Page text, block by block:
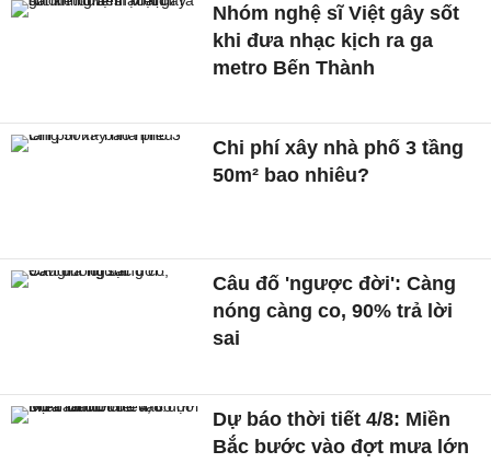
Nhóm nghệ sĩ Việt gây sốt
khi đưa nhạc kịch ra ga
metro Bến Thành
Chi phí xây nhà phố 3 tầng
50m² bao nhiêu?
Câu đố 'ngược đời': Càng
nóng càng co, 90% trả lời
sai
Dự báo thời tiết 4/8: Miền
Bắc bước vào đợt mưa lớn